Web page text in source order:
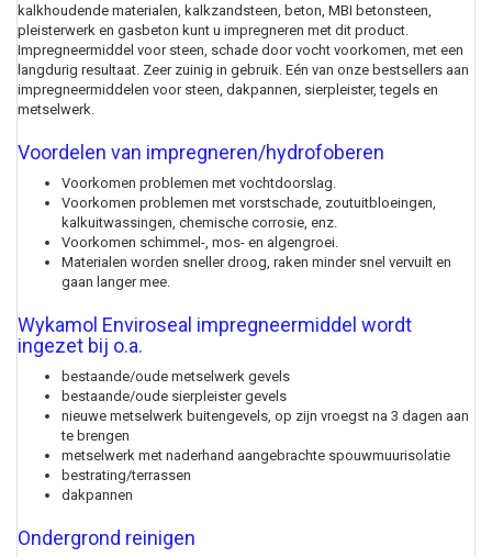
kalkhoudende materialen, kalkzandsteen, beton, MBI betonsteen,
pleisterwerk en gasbeton kunt u impregneren met dit product.
Impregneermiddel voor steen, schade door vocht voorkomen, met een
langdurig resultaat. Zeer zuinig in gebruik. Eén van onze bestsellers aan
impregneermiddelen voor steen, dakpannen, sierpleister, tegels en
metselwerk.
Voordelen van impregneren/hydrofoberen
Voorkomen problemen met vochtdoorslag.
Voorkomen problemen met vorstschade, zoutuitbloeingen,
kalkuitwassingen, chemische corrosie, enz.
Voorkomen schimmel-, mos- en algengroei.
Materialen worden sneller droog, raken minder snel vervuilt en
gaan langer mee.
Wykamol Enviroseal impregneermiddel wordt
ingezet bij o.a.
bestaande/oude metselwerk gevels
bestaande/oude sierpleister gevels
nieuwe metselwerk buitengevels, op zijn vroegst na 3 dagen aan
te brengen
metselwerk met naderhand aangebrachte spouwmuurisolatie
bestrating/terrassen
dakpannen
Ondergrond reinigen